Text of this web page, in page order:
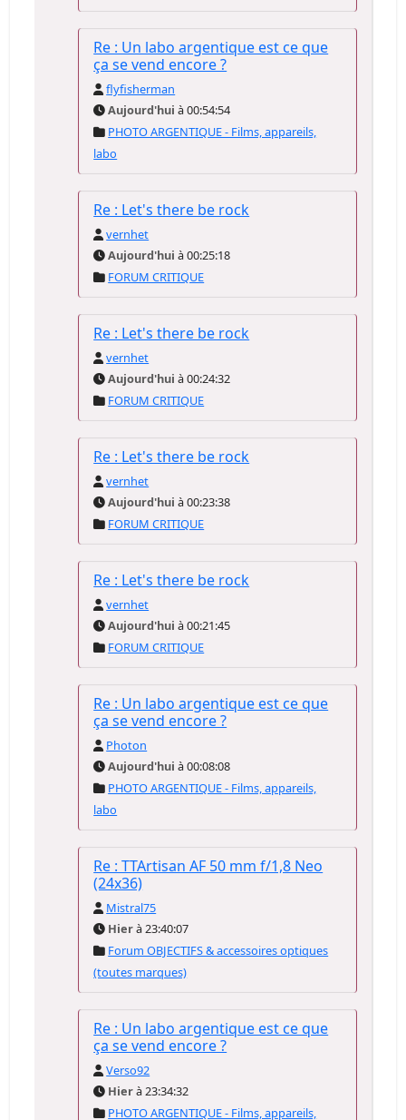
Re : Un labo argentique est ce que
ça se vend encore ?
flyfisherman
Aujourd'hui à 00:54:54
PHOTO ARGENTIQUE - Films, appareils,
labo
Re : Let's there be rock
vernhet
Aujourd'hui à 00:25:18
FORUM CRITIQUE
Re : Let's there be rock
vernhet
Aujourd'hui à 00:24:32
FORUM CRITIQUE
Re : Let's there be rock
vernhet
Aujourd'hui à 00:23:38
FORUM CRITIQUE
Re : Let's there be rock
vernhet
Aujourd'hui à 00:21:45
FORUM CRITIQUE
Re : Un labo argentique est ce que
ça se vend encore ?
Photon
Aujourd'hui à 00:08:08
PHOTO ARGENTIQUE - Films, appareils,
labo
Re : TTArtisan AF 50 mm f/1,8 Neo
(24x36)
Mistral75
Hierà 23:40:07
Forum OBJECTIFS & accessoires optiques
(toutes marques)
Re : Un labo argentique est ce que
ça se vend encore ?
Verso92
Hierà 23:34:32
PHOTO ARGENTIQUE - Films, appareils,